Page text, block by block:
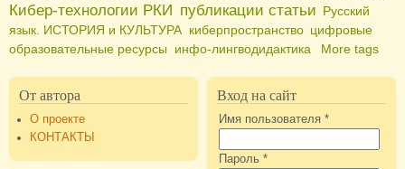
Кибер-технологии РКИ публикации статьи Русский
язык. ИСТОРИЯ и КУЛЬТУРА киберпространство цифровые
образовательные ресурсы
инфо-лингводидактика More tags
От автора
О проекте
КОНТАКТЫ
Вход на сайт
Имя пользователя *
Пароль *